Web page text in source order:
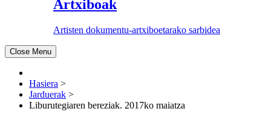
Artxiboak
Artisten dokumentu-artxiboetarako sarbidea
Close Menu
Hasiera >
Jarduerak >
Liburutegiaren bereziak. 2017ko maiatza